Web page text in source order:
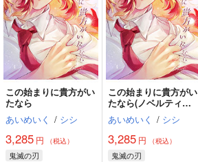
この始まりに貴方がい
たなら
あいめいく / シシ
3,285 円 （税込）
鬼滅の刃
この始まりに貴方がい
たなら(ノベルティ付
き)
あいめいく / シシ
3,285 円 （税込）
鬼滅の刃